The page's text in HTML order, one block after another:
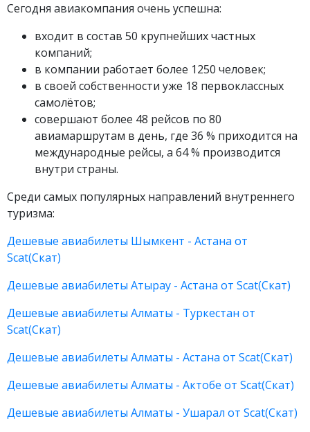
Сегодня авиакомпания очень успешна:
входит в состав 50 крупнейших частных
компаний;
в компании работает более 1250 человек;
в своей собственности уже 18 первоклассных
самолётов;
совершают более 48 рейсов по 80
авиамаршрутам в день, где 36 % приходится на
международные рейсы, а 64 % производится
внутри страны.
Среди самых популярных направлений внутреннего
туризма:
Дешевые авиабилеты Шымкент - Астана от
Scat(Скат)
Дешевые авиабилеты Атырау - Астана от Scat(Скат)
Дешевые авиабилеты Алматы - Туркестан от
Scat(Скат)
Дешевые авиабилеты Алматы - Астана от Scat(Скат)
Дешевые авиабилеты Алматы - Актобе от Scat(Скат)
Дешевые авиабилеты Алматы - Ушарал от Scat(Скат)